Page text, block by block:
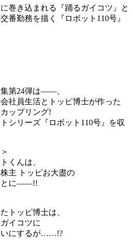
巻き込まれる『踊るガイコツ』と
番勤務を描く『ロボット110号』
第24弾は――、
社員生活とトッピ博士が作った
ップリング!
シリーズ『ロボット110号』を収
くんは、
主 トッピお大盡の
とに――!!
トッピ博士は、
イコツに
いにするが……!?